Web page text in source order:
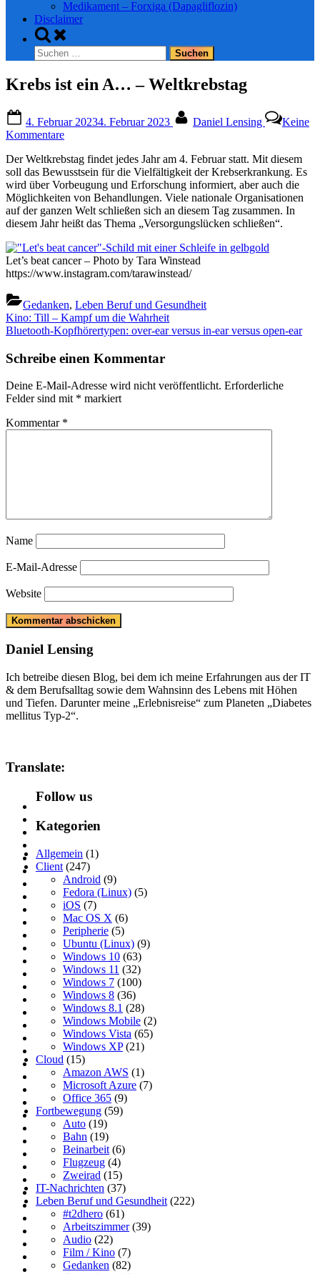
Medikament – Forxiga (Dapagliflozin)
Disclaimer
Toggle
search
form
Suchen
nach:
Krebs ist ein A… – Weltkrebstag
on
4. Februar 20234. Februar 2023 Daniel Lensing
Keine
Kommentarezu
ist
ein
A…
–
Weltkrebstag
Der Weltkrebstag findet jedes Jahr am 4. Februar statt. Mit diesem
soll das Bewusstsein für die Vielfältigkeit der Krebserkrankung. Es
wird über Vorbeugung und Erforschung informiert, aber auch die
Möglichkeiten von Behandlungen. Viele nationale Organisationen
auf der ganzen Welt schließen sich an diesem Tag zusammen. In
diesem Jahr heißt das Thema „Versorgungslücken schließen“.
Let’s beat cancer – Photo by Tara Winstead
https://www.instagram.com/tarawinstead/
Gedanken, Leben Beruf und Gesundheit
Beitragsnavigation
Previous
Post:
Kino: Till – Kampf um die Wahrheit
Next
Bluetooth-Kopfhörertypen: over-ear versus in-ear versus open-ear
Schreibe einen Kommentar
Deine E-Mail-Adresse wird nicht veröffentlicht. Erforderliche
Felder sind mit * markiert
Kommentar *
Name
E-Mail-Adresse
Website
Daniel Lensing
Ich betreibe diesen Blog, bei dem ich meine Erfahrungen aus der IT
& dem Berufsalltag sowie dem Wahnsinn des Lebens mit Höhen
und Tiefen. Darunter meine „Erlebnisreise“ zum Planeten „Diabetes
mellitus Typ-2“.
Translate:
Follow us
Kategorien
Allgemein (1)
Client (247)
Android (9)
Fedora (Linux) (5)
iOS (7)
Mac OS X (6)
Peripherie (5)
Ubuntu (Linux) (9)
Windows 10 (63)
Windows 11 (32)
Windows 7 (100)
Windows 8 (36)
Windows 8.1 (28)
Windows Mobile (2)
Windows Vista (65)
Windows XP(21)
Cloud (15)
Amazon AWS (1)
Microsoft Azure (7)
Office 365 (9)
Fortbewegung (59)
Auto (19)
Bahn (19)
Beinarbeit (6)
Flugzeug (4)
Zweirad (15)
IT-Nachrichten (37)
Leben Beruf und Gesundheit (222)
#t2dhero (61)
Arbeitszimmer(39)
Audio (22)
Film / Kino (7)
Gedanken (82)